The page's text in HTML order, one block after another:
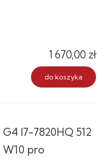
1 670,00 zł
do koszyka
I7-7820HQ 512
W10 pro